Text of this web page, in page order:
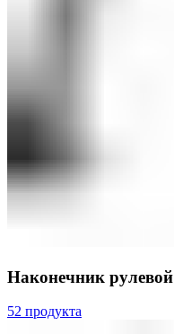
Наконечник рулевой
52 продукта